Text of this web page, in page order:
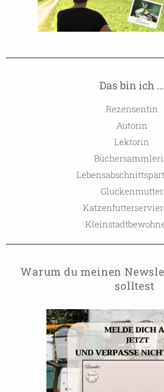
Das bin ich …
Rezensentin
Autorin
Lektorin
Gluckenmutter
Warum du meinen
solltest